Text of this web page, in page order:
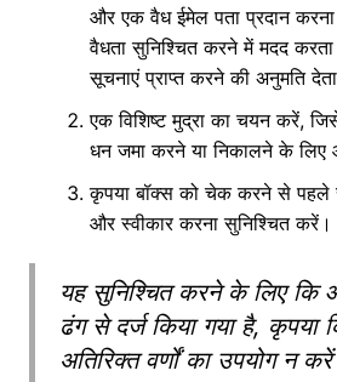
और एक वैध ईमेल पता प्रदान
वैधता सुनिश्चित करने में मदद
सूचनाएं प्राप्त करने की अनुमति
एक विशिष्ट मुद्रा का चयन करें,
धन जमा करने या निकालने के
कृपया बॉक्स को चेक करने से पहले
और स्वीकार करना सुनिश्चित करें।
यह सुनिश्चित करने के लिए कि
ढंग से दर्ज किया गया है, कृपया
अतिरिक्त वर्णों का उपयोग न